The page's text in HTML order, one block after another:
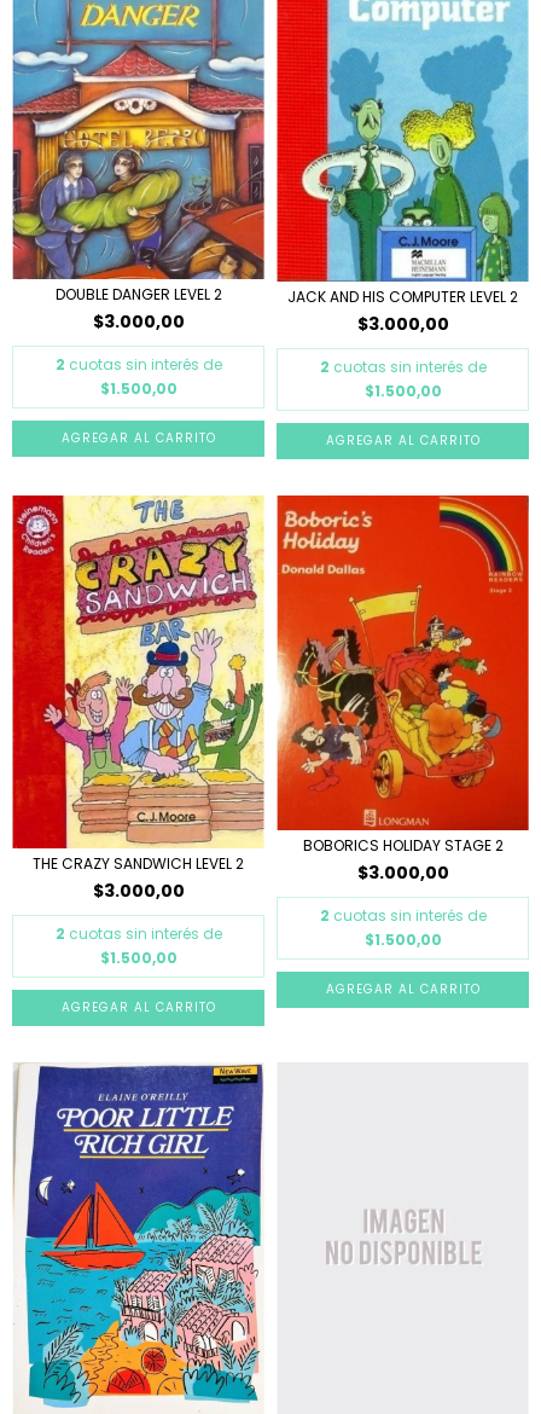
DOUBLE DANGER LEVEL 2
$3.000,00
2 cuotas sin interés de
$1.500,00
JACK AND HIS COMPUTER LEVEL 2
$3.000,00
2 cuotas sin interés de
$1.500,00
THE CRAZY SANDWICH LEVEL 2
$3.000,00
2 cuotas sin interés de
$1.500,00
BOBORICS HOLIDAY STAGE 2
$3.000,00
2 cuotas sin interés de
$1.500,00